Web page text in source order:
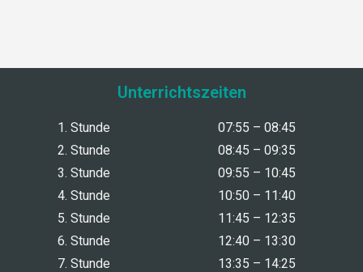
Unterrichtszeiten
1. Stunde
07:55 – 08:45
2. Stunde
08:45 – 09:35
3. Stunde
09:55 – 10:45
4. Stunde
10:50 – 11:40
5. Stunde
11:45 – 12:35
6. Stunde
12:40 – 13:30
7. Stunde
13:35 – 14:25